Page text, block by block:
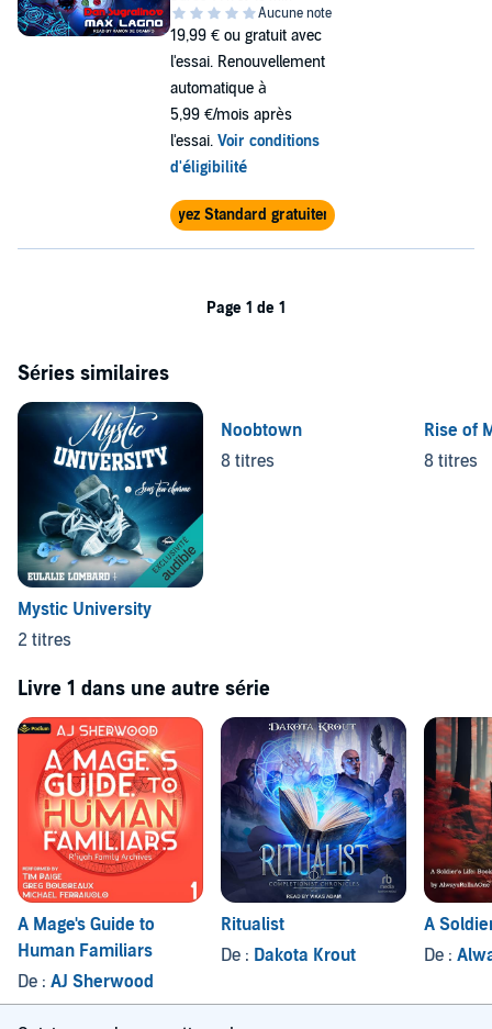
19,99 € ou gratuit avec
l'essai. Renouvellement
automatique à
5,99 €/mois après
l'essai. Voir conditions
d'éligibilité
Essayez Standard gratuitement
Page 1 de 1
Séries similaires
Mystic University
2 titres
Noobtown
8 titres
Rise of
8 titres
Livre 1 dans une autre série
A Mage's Guide to
Human Familiars
De : AJ Sherwood
Ritualist
De : Dakota Krout
A
De :